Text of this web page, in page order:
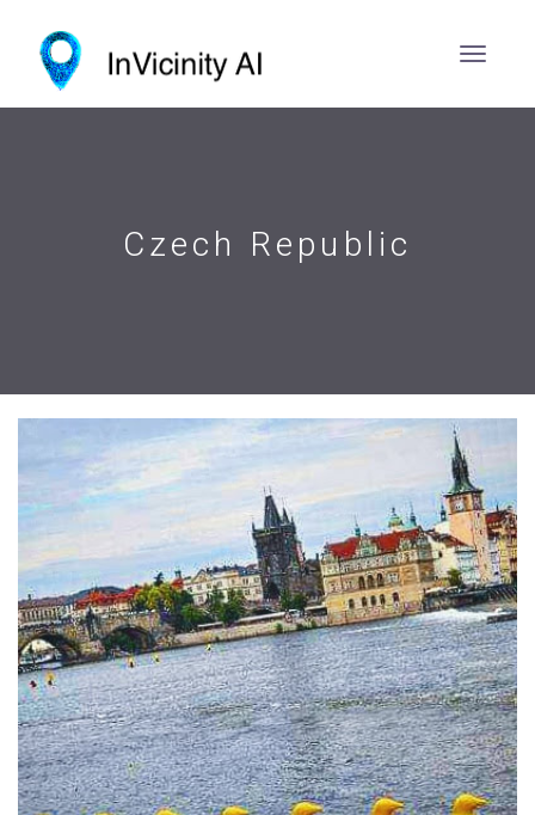
Czech Republic